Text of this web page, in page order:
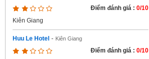
Điểm đánh giá : 0/10
Kiên Giang
Huu Le Hotel - Kiên Giang
Điểm đánh giá : 0/10